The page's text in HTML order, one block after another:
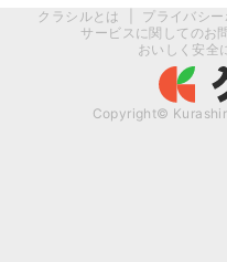
クラシルとは プライバシ
サービスに関してのお
おいしく安全
Copyright©